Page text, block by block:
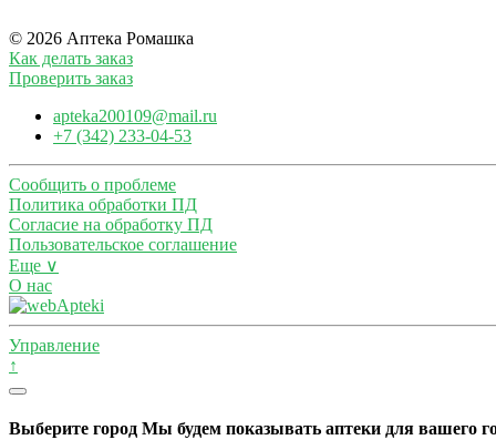
© 2026 Аптека Ромашка
Как делать заказ
Проверить заказ
apteka200109@mail.ru
+7 (342) 233-04-53
Сообщить о проблеме
Политика обработки ПД
Согласие на обработку ПД
Пользовательское соглашение
Еще ∨
О нас
Управление
↑
Выберите город Мы будем показывать аптеки для вашего